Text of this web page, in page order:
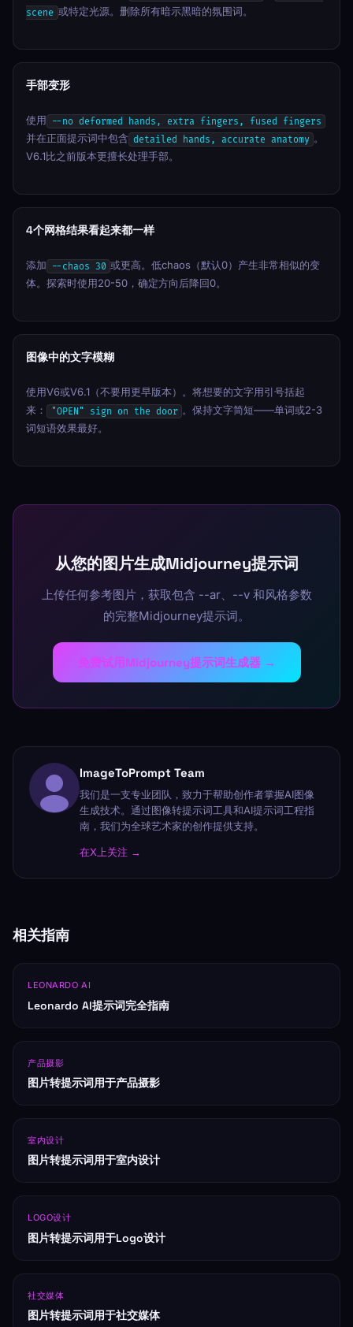
scene 或特定光源。删除所有暗示黑暗的氛围词。
手部变形
使用 --no deformed hands, extra fingers, fused fingers
并在正面提示词中包含 detailed hands, accurate anatomy 。
V6.1比之前版本更擅长处理手部。
4个网格结果看起来都一样
添加 --chaos 30 或更高。低chaos（默认0）产生非常相似的变
体。探索时使用20-50，确定方向后降回0。
图像中的文字模糊
使用V6或V6.1（不要用更早版本）。将想要的文字用引号括起
来：
"OPEN" sign on the door 。保持文字简短——单词或2-3
词短语效果最好。
从您的图片生成Midjourney提示词
上传任何参考图片，获取包含 --ar、--v 和风格参数
的完整Midjourney提示词。
免费试用Midjourney提示词生成器 →
ImageToPrompt Team
我们是一支专业团队，致力于帮助创作者掌握AI图像
生成技术。通过图像转提示词工具和AI提示词工程指
南，我们为全球艺术家的创作提供支持。
在X上关注 →
相关指南
LEONARDO AI
Leonardo AI提示词完全指南
产品摄影
图片转提示词用于产品摄影
室内设计
图片转提示词用于室内设计
LOGO设计
图片转提示词用于Logo设计
社交媒体
图片转提示词用于社交媒体